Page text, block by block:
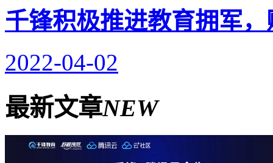
千锋积极推进教育拥军
2022-04-02
最新文章NEW